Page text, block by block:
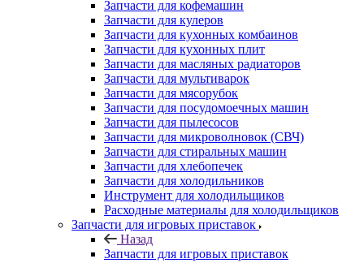
Запчасти для кофемашин
Запчасти для кулеров
Запчасти для кухонных комбаинов
Запчасти для кухонных плит
Запчасти для масляных радиаторов
Запчасти для мультиварок
Запчасти для мясорубок
Запчасти для посудомоечных машин
Запчасти для пылесосов
Запчасти для микроволновок (СВЧ)
Запчасти для стиральных машин
Запчасти для хлебопечек
Запчасти для холодильников
Инструмент для холодильщиков
Расходные материалы для холодильщиков
Запчасти для игровых приставок
Назад
Запчасти для игровых приставок